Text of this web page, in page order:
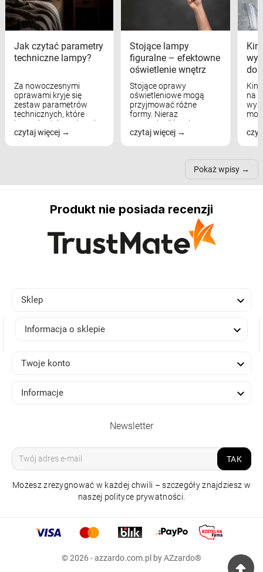
Jak czytać parametry
techniczne lampy?
Za nowoczesnymi
oprawami kryje się
zestaw parametrów
technicznych, które
bezpośrednio wpływają
na komfort widzenia,
czytaj więcej
Stojące lampy
figuralne – efektowne
oświetlenie wnętrz
Stojące oprawy
oświetleniowe mogą
przyjmować różne
formy. Nieraz
wspominaliśmy już
modele na łukowych
nich może przydać się w
czytaj więcej
na
Pokaż wpisy
Produkt nie posiada recenzji
LAMPA NATYNKOWA
MONZA R 30 CCT
Sklep 
Informacja o sklepie 
Twoje konto 
Informacje 
Newsletter
TAK
Możesz zrezygnować w każdej chwili – szczegóły znajdziesz w
naszej polityce prywatności.
© 2026 - azzardo.com.pl by AZzardo®